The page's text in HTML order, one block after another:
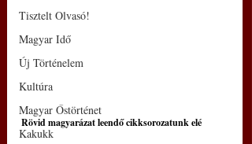
Tisztelt Olvasó!
Magyar Idő
Új Történelem
Kultúra
Magyar Őstörténet
Kakukk
Rövid magyarázat leendő cikksorozatunk elé